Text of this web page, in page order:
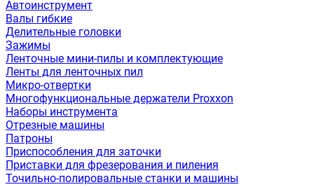
Автоинструмент
Валы гибкие
Делительные головки
Зажимы
Ленточные мини-пилы и комплектующие
Ленты для ленточных пил
Микро-отвертки
Многофункциональные держатели Proxxon
Наборы инструмента
Отрезные машины
Патроны
Приспособления для заточки
Приставки для фрезерования и пиления
Точильно-полировальные станки и машины